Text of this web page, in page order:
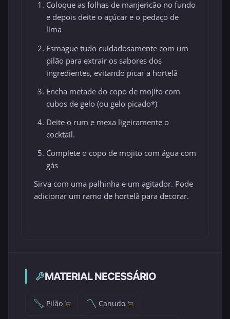
Coloque as folhas de manjericão no fundo
e depois deite o açúcar e o pedaço de
lima
Esmague tudo cuidadosamente com um
pilão para extrair os sabores dos
ingredientes, evitando picar a hortelã
Encha metade do copo de mojito com
cubos de gelo (ou gelo picado*)
Deite o rum e mexa ligeiramente o
cocktail.
Complete o copo de mojito com água com
gás
Sirva com uma palhinha e um agitador. Pode
adicionar um ramo de hortelã para decorar.
MATERIAL NECESSÁRIO
Pilão Canudo